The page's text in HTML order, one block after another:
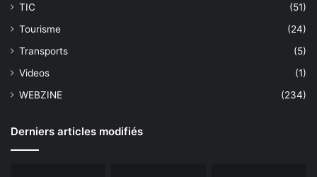
TIC
(51)
Tourisme
(24)
Transports
(5)
Videos
(1)
WEBZINE
(234)
Derniers articles modifiés